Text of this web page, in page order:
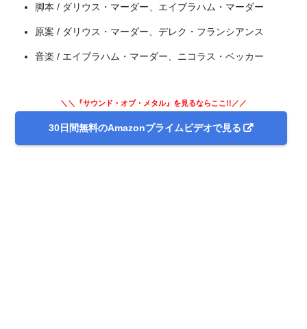
脚本 / ダリウス・マーダー、エイブラハム・マーダー
原案 / ダリウス・マーダー、デレク・フランシアンス
音楽 / エイブラハム・マーダー、ニコラス・ベッカー
＼＼『サウンド・オブ・メタル』を見るならここ!!／／
30日間無料のAmazonプライムビデオで見る